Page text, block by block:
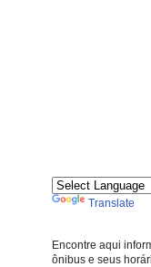
Translate
Encontre aqui
ônibus e seus